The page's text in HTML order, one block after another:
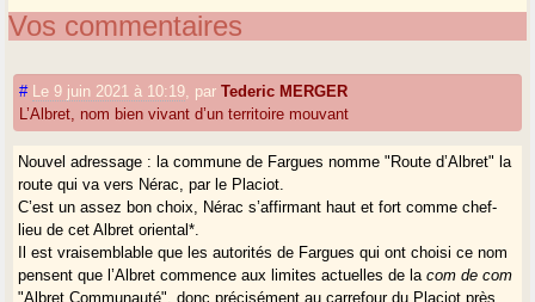
Vos commentaires
# Le 9 juin 2021 à 10:19 parTederic MERGER
L’Albret, nom bien vivant d’un territoire mouvant
Nouvel adressage : la commune de Fargues nomme "Route d’Albret" la
route qui va vers Nérac, par le Placiot.
C’est un assez bon choix, Nérac s’affirmant haut et fort comme chef-
lieu de cet Albret oriental*.
Il est vraisemblable que les autorités de Fargues qui ont choisi ce nom
pensent que l’Albret commence aux limites actuelles de lacom de com
"Albret Communauté", donc précisément au carrefour du Placiot près